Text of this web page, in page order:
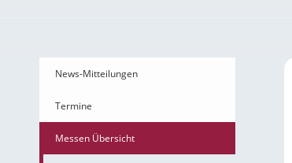
News-Mitteilungen
Termine
Messen Übersicht